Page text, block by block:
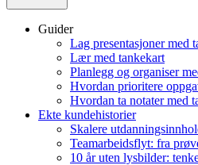
Guider
Lag presentasjoner med
Lær med tankekart
Planlegg og organiser
Hvordan prioritere
Hvordan ta notater med
Ekte kundehistorier
Skalere
Teamarbeidsflyt: fra
10 år uten lysbilder: